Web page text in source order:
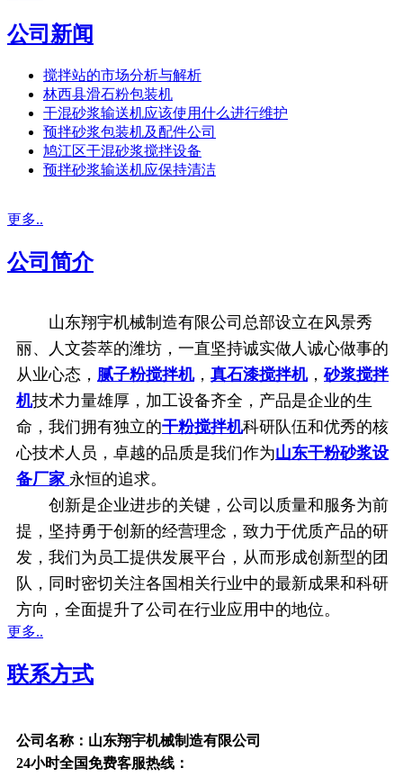
公司新闻
搅拌站的市场分析与解析
林西县滑石粉包装机
干混砂浆输送机应该使用什么进行维护
预拌砂浆包装机及配件公司
鸠江区干混砂浆搅拌设备
预拌砂浆输送机应保持清洁
更多..
公司简介
山东翔宇机械制造有限公司总部设立在风景秀
丽、人文荟萃的潍坊，一直坚持诚实做人诚心做事的
从业心态， 腻子粉搅拌机， 真石漆搅拌机，砂浆搅拌
机技术力量雄厚，加工设备齐全，产品是企业的生
命，我们拥有独立的干粉搅拌机科研队伍和优秀的核
心技术人员，卓越的品质是我们作为山东干粉砂浆设
备厂家 永恒的追求。
创新是企业进步的关键，公司以质量和服务为前
提，坚持勇于创新的经营理念，致力于优质产品的研
发，我们为员工提供发展平台，从而形成创新型的团
队，同时密切关注各国相关行业中的最新成果和科研
方向，全面提升了公司在行业应用中的地位。
更多..
联系方式
公司名称：山东翔宇机械制造有限公司
24小时全国免费客服热线：